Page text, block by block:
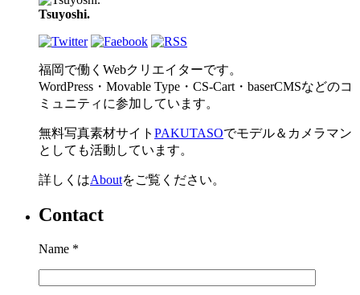
Tsuyoshi.
福岡で働くWebクリエイターです。
WordPress・Movable Type・CS-Cart・baserCMSなどのコ
ミュニティに参加しています。
無料写真素材サイト PAKUTASOでモデル＆カメラマン
としても活動しています。
詳しくはAboutをご覧ください。
Contact
Name *